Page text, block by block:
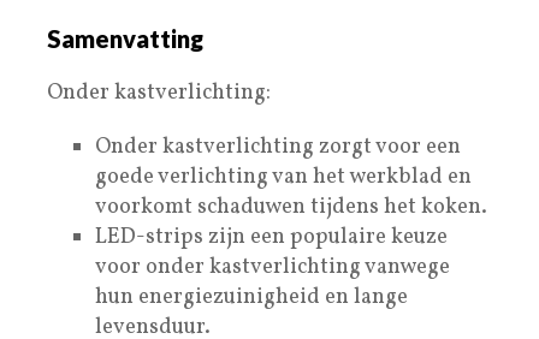
Samenvatting
Onder kastverlichting:
Onder kastverlichting zorgt voor een
goede verlichting van het werkblad en
voorkomt schaduwen tijdens het koken.
LED-strips zijn een populaire keuze
voor onder kastverlichting vanwege
hun energiezuinigheid en lange
levensduur.